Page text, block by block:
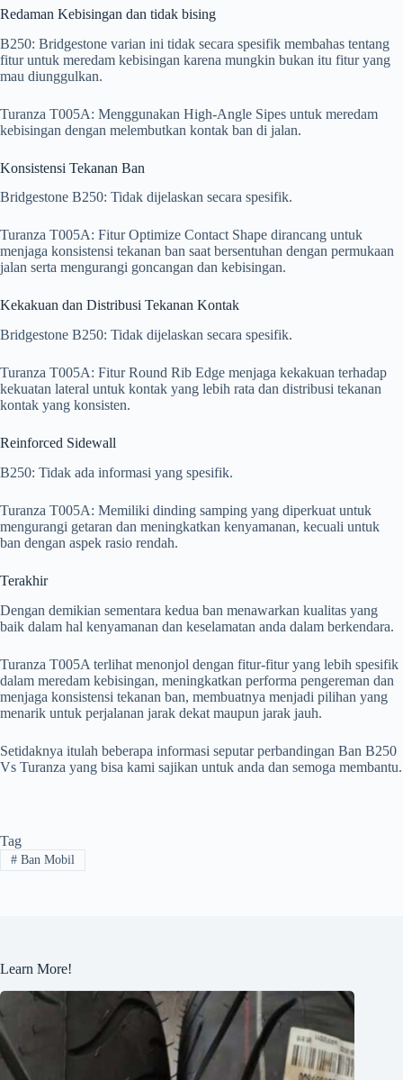
Redaman Kebisingan dan tidak bising
B250: Bridgestone varian ini tidak secara spesifik membahas tentang
fitur untuk meredam kebisingan karena mungkin bukan itu fitur yang
mau diunggulkan.
Turanza T005A: Menggunakan High-Angle Sipes untuk meredam
kebisingan dengan melembutkan kontak ban di jalan.
Konsistensi Tekanan Ban
Bridgestone B250: Tidak dijelaskan secara spesifik.
Turanza T005A: Fitur Optimize Contact Shape dirancang untuk
menjaga konsistensi tekanan ban saat bersentuhan dengan permukaan
jalan serta mengurangi goncangan dan kebisingan.
Kekakuan dan Distribusi Tekanan Kontak
Bridgestone B250: Tidak dijelaskan secara spesifik.
Turanza T005A: Fitur Round Rib Edge menjaga kekakuan terhadap
kekuatan lateral untuk kontak yang lebih rata dan distribusi tekanan
kontak yang konsisten.
Reinforced Sidewall
B250: Tidak ada informasi yang spesifik.
Turanza T005A: Memiliki dinding samping yang diperkuat untuk
mengurangi getaran dan meningkatkan kenyamanan, kecuali untuk
ban dengan aspek rasio rendah.
Terakhir
Dengan demikian sementara kedua ban menawarkan kualitas yang
baik dalam hal kenyamanan dan keselamatan anda dalam berkendara.
Turanza T005A terlihat menonjol dengan fitur-fitur yang lebih spesifik
dalam meredam kebisingan, meningkatkan performa pengereman dan
menjaga konsistensi tekanan ban, membuatnya menjadi pilihan yang
menarik untuk perjalanan jarak dekat maupun jarak jauh.
Setidaknya itulah beberapa informasi seputar perbandingan Ban B250
Vs Turanza yang bisa kami sajikan untuk anda dan semoga membantu.
Tag
#Ban Mobil
Learn More!